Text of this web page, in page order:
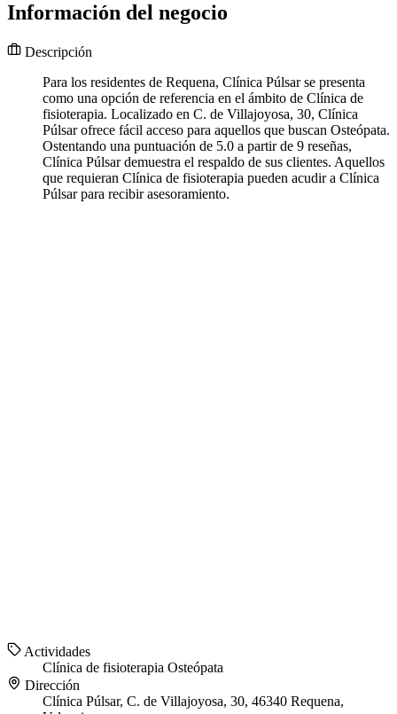
Información del negocio
Descripción
Para los residentes de Requena, Clínica Púlsar se presenta
como una opción de referencia en el ámbito de Clínica de
fisioterapia. Localizado en C. de Villajoyosa, 30, Clínica
Púlsar ofrece fácil acceso para aquellos que buscan Osteópata.
Ostentando una puntuación de 5.0 a partir de 9 reseñas,
Clínica Púlsar demuestra el respaldo de sus clientes. Aquellos
que requieran Clínica de fisioterapia pueden acudir a Clínica
Púlsar para recibir asesoramiento.
Actividades
Clínica de fisioterapia Osteópata
Dirección
Clínica Púlsar, C. de Villajoyosa, 30, 46340 Requena,